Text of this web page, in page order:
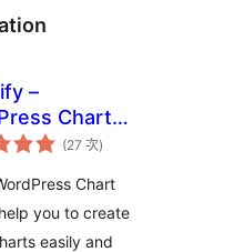
–
Chart
(27 次評
分
數
)
Chart
you to create
easily and